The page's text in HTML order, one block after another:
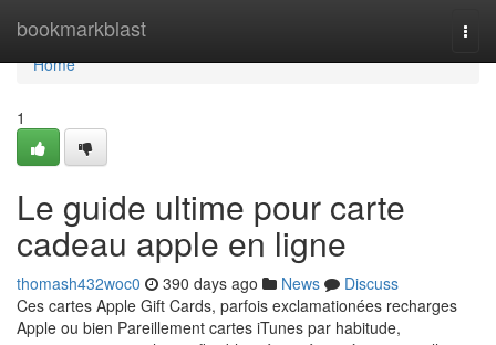
bookmarkblast
Home
Home
1
Le guide ultime pour carte
cadeau apple en ligne
thomash432woc0 390 days ago News
Discuss
Ces cartes Apple Gift Cards, parfois exclamationées recharges
Apple ou bien Pareillement cartes iTunes par habitude,